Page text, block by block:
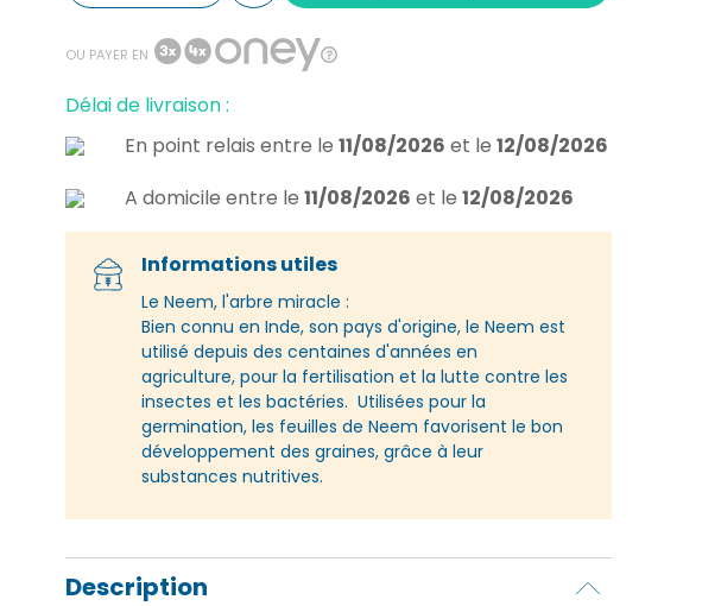
OU PAYER EN
Délai de livraison :
En point relais entre le 11/08/2026 et le 12/08/2026
A domicile entre le 11/08/2026 et le 12/08/2026
Informations utiles
Le Neem, l'arbre miracle :
Bien connu en Inde, son pays d'origine, le Neem est
utilisé depuis des centaines d'années en
agriculture, pour la fertilisation et la lutte contre les
insectes et les bactéries. Utilisées pour la
germination, les feuilles de Neem favorisent le bon
développement des graines, grâce à leur
substances nutritives.
Description